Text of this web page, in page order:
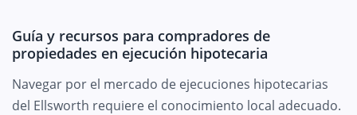
Guía y recursos para compradores de
propiedades en ejecución hipotecaria
Navegar por el mercado de ejecuciones hipotecarias
del Ellsworth requiere el conocimiento local adecuado.